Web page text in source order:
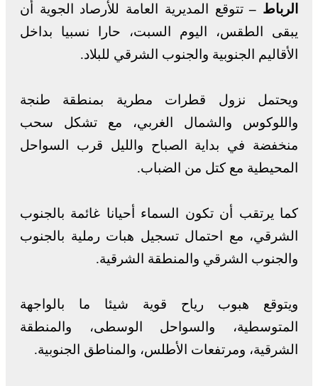
الرباط –تتوقع المديرية العامة للأرصاد الجوية أن
يبقى الطقس، اليوم السبت، حارا نسبيا بداخل
الأقاليم الجنوبية والجنوب الشرقي للبلاد.
ويحتمل نزول قطرات مطرية بمنطقة طنجة
واللوكوس والشمال الغربي، مع تشكل سحب
منخفضة في بداية الصباح والليل قرب السواحل
المحيطية مع كتل من الضباب.
كما يرتقب أن تكون السماء أحيانا غائمة بالجنوب
الشرقي، مع احتمال تسجيل هبات رملية بالجنوب
والجنوب الشرقي والمنطقة الشرقية.
ويتوقع هبوب رياح قوية شيئا ما بالواجهة
المتوسطية، والسواحل الوسطى، والمنطقة
الشرقية، ومرتفعات الأطلس، والمناطق الجنوبية.